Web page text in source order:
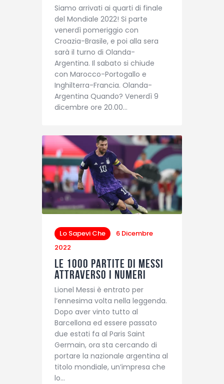
Siamo arrivati ai quarti di finale
del Mondiale 2022! Si parte
venerdì pomeriggio con
Croazia-Brasile, e poi alla sera
sarà il turno di Olanda-
Argentina. Il sabato si chiude
con Marocco-Portogallo e
Inghilterra-Francia. Olanda-
Argentina Quando? Venerdì 9
dicembre ore 20.00…
Lo Sapevi Che
6 Dicembre
2022
Le 1000 partite di Messi
attraverso i numeri
Lionel Messi è entrato per
l’ennesima volta nella leggenda.
Dopo aver vinto tutto al
Barcellona ed essere passato
due estati fa al Paris Saint
Germain, ora sta cercando di
portare la nazionale argentina al
titolo mondiale, un’impresa che
lo…